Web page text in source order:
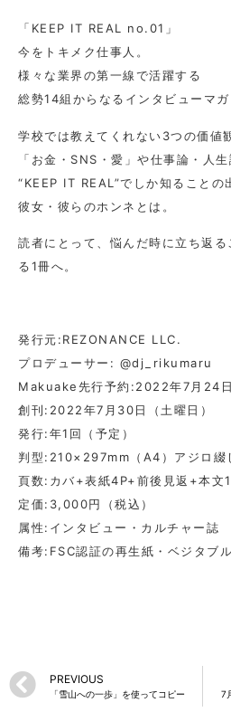
「KEEP IT REAL no.01」
今をトキメク仕事人。
様々な業界の第一線で活躍する
総勢14組からなるインタビューマガ
学校では教えてくれない3つの価値
「お金・SNS・愛」や仕事論・人
“KEEP IT REAL”でしか知ることの
彼女・彼らのホンネとは。
読者にとって、悩んだ時に立ち返
る1冊へ。
発行元:REZONANCE LLC.
プロデューサー: @dj_rikumaru
Makuake先行予約:2022年7月24
創刊:2022年7月30日（土曜日）
発行:年1回（予定）
判型:210×297mm（A4）アジロ綴
頁数:カバ+表紙4P+前後見返+本文
定価:3,000円（税込）
属性:インタビュー・カルチャー誌
備考:FSC認証の再生紙・ベジタブ
PREVIOUS
「雪山への一歩」を使ってコピー 7